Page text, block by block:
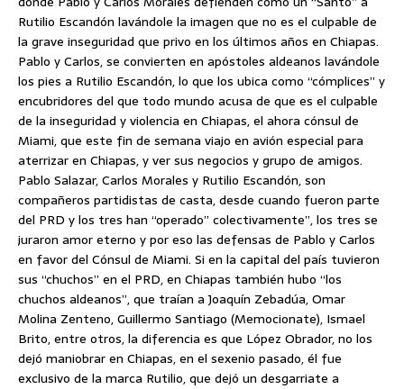
Rutilio Escandón lavándole la imagen que no es el culpable de
la grave inseguridad que privo en los últimos años en Chiapas.
Pablo y Carlos, se convierten en apóstoles aldeanos lavándole
los pies a Rutilio Escandón, lo que los ubica como “cómplices” y
encubridores del que todo mundo acusa de que es el culpable
de la inseguridad y violencia en Chiapas, el ahora cónsul de
Miami, que este fin de semana viajo en avión especial para
aterrizar en Chiapas, y ver sus negocios y grupo de amigos.
Pablo Salazar, Carlos Morales y Rutilio Escandón, son
compañeros partidistas de casta, desde cuando fueron parte
del PRD y los tres han “operado” colectivamente”, los tres se
juraron amor eterno y por eso las defensas de Pablo y Carlos
en favor del Cónsul de Miami. Si en la capital del país tuvieron
sus “chuchos” en el PRD, en Chiapas también hubo “los
chuchos aldeanos”, que traían a Joaquín Zebadúa, Omar
Molina Zenteno, Guillermo Santiago (Memocionate), Ismael
Brito, entre otros, la diferencia es que López Obrador, no los
dejó maniobrar en Chiapas, en el sexenio pasado, él fue
exclusivo de la marca Rutilio, que dejó un desgarriate a